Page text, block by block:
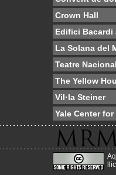
Crown Hall
Edifici Bacardi
La Solana del
Teatre
The Yellow
Vil·la Steiner
Yale Center